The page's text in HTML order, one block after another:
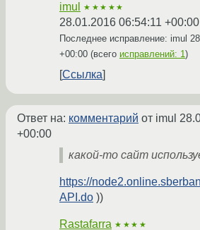
imul ★★★★★
28.01.2016 06:54:11 +00:00
Последнее исправление: imul
+00:00 (всего исправлений: 1)
Ссылка
Ответ на: комментарий от imul
+00:00
какой-то сайт
https://
API.do ))
Rastafarra ★★★★